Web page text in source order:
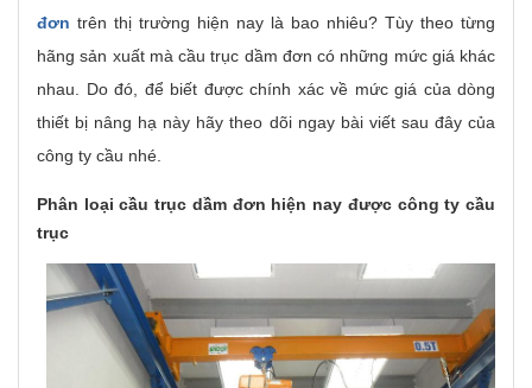
đơn trên thị trường hiện nay là bao nhiêu? Tùy theo từng
hãng sản xuất mà cầu trục dầm đơn có những mức giá khác
nhau. Do đó, để biết được chính xác về mức giá của dòng
thiết bị nâng hạ này hãy theo dõi ngay bài viết sau đây của
công ty cầu nhé.
Phân loại cầu trục dầm đơn hiện nay được công ty cầu
trục